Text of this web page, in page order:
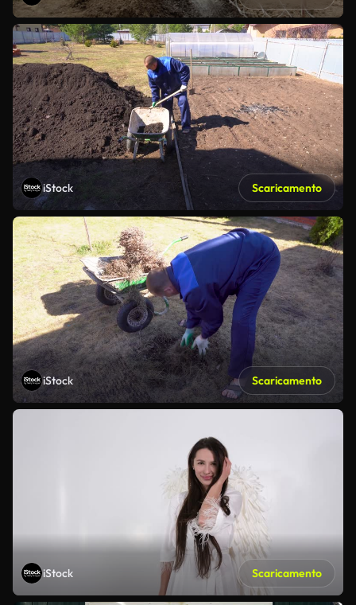
iStock Scaricamento
iStock Scaricamento
iStock Scaricamento